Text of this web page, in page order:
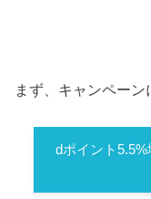
まず、キャンペーン
dポイント